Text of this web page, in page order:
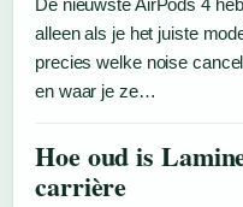
De nieuwste AirPods 4
alleen als je het juiste
precies welke noise
en waar je ze…
Hoe oud is
carrière